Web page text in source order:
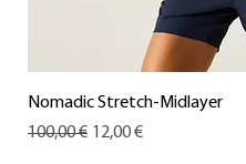
Nomadic Stretch-Midlayer
Standardpreis
100,00 € Sale-Preis
12,00 €